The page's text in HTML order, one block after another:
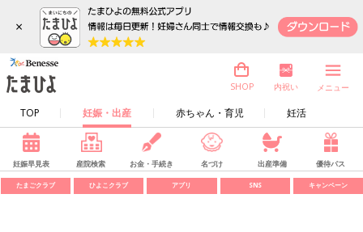
×
TOP 妊娠・出産 赤ちゃん・育児 妊活
SHOP 内祝い メニュー
妊娠早見表 産院検索 お金・手続き 名づけ 出産準備 優待パス
たまごクラブ ひよこクラブ アプリ SNS キャンペーン